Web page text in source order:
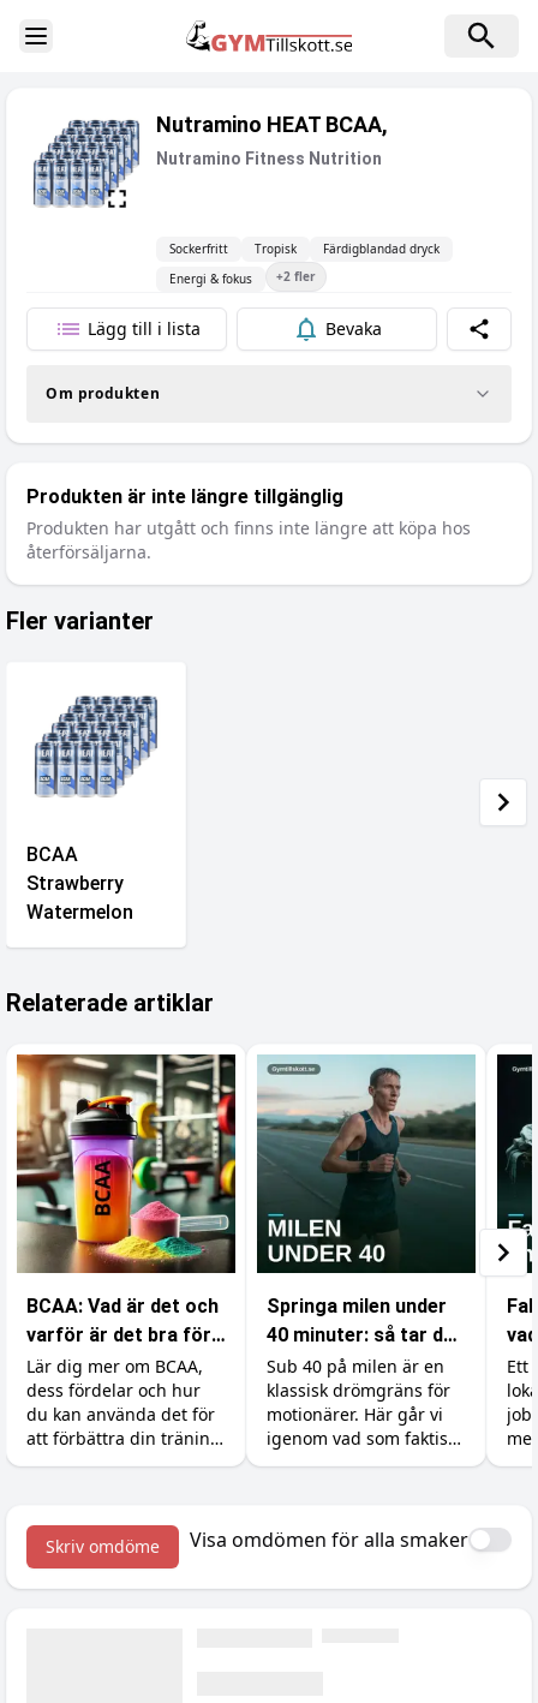
Toggle Sidebar
Nutramino HEAT BCAA,
Nutramino Fitness Nutrition
Sockerfritt Tropisk
Färdigblandad dryck
Energi & fokus
+2 fler
Lägg till i lista Bevaka Dela
Om produkten
Produkten är inte längre tillgänglig
Produkten har utgått och finns inte längre att köpa hos
återförsäljarna.
Fler varianter
BCAA
Strawberry
Watermelon
Relaterade artiklar
BCAA: Vad är det och
varför är det bra för
din träning?
Lär dig mer om BCAA,
dess fördelar och hur
du kan använda det för
att förbättra din träning
och återhämtning.
Springa milen under
40 minuter: så tar du
dig under
drömgränsen
Sub 40 på milen är en
klassisk drömgräns för
motionärer. Här går vi
igenom vad som faktiskt
krävs, hur du lägger
sista sekunderna.
Ett
Skriv omdöme Visa omdömen för alla smaker